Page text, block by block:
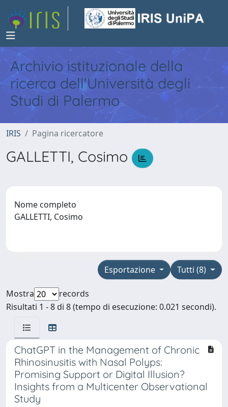
Archivio istituzionale della
ricerca dell'Università degli
Studi di Palermo
IRIS Pagina ricercatore
GALLETTI, Cosimo
Nome completo
GALLETTI, Cosimo
Tutti (8)
Esportazione
Mostra
records
Risultati 1 - 8 di 8 (tempo di esecuzione: 0.021 secondi).
ChatGPT in the Management of Chronic
Rhinosinusitis with Nasal Polyps:
Promising Support or Digital Illusion?
Insights from a Multicenter Observational
Study